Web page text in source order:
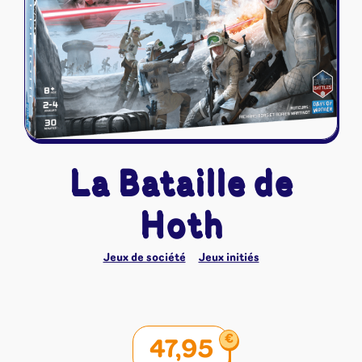
Naruto Mythos
Autres
Tapis de jeu
La Bataille de
Hoth
Jeux de société Jeux initiés
47,95 €